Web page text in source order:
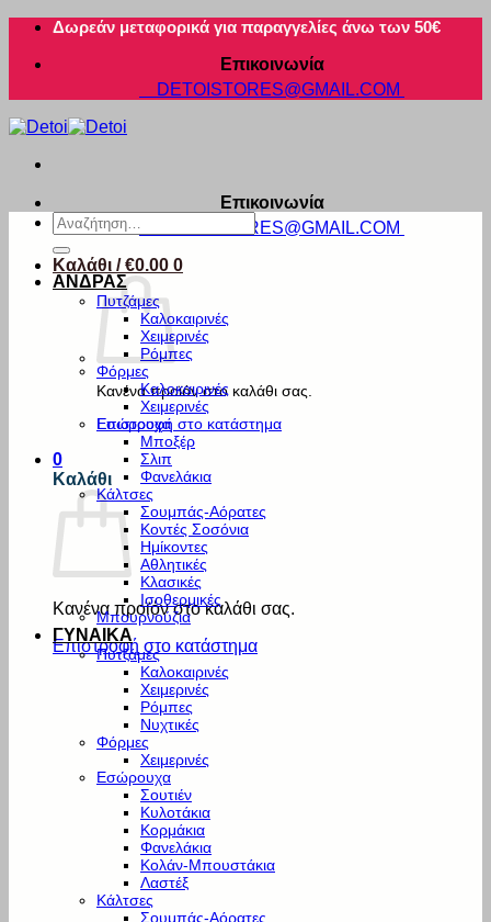
Μετάβαση
περιεχόμενο
Δωρεάν μεταφορικά για παραγγελίες άνω των 50€
Επικοινωνία
DETOISTORES@GMAIL.COM
Επικοινωνία
DETOISTORES@GMAIL.COM
Καλάθι /€0.00 0
Κανένα προϊόν στο καλάθι σας.
Επιστροφή στο κατάστημα
0
Καλάθι
Κανένα προϊόν στο καλάθι σας.
Επιστροφή στο κατάστημα
Αναζήτηση
για:
ΑΝΔΡΑΣ
Πυτζάμες
Καλοκαιρινές
Χειμερινές
Ρόμπες
Φόρμες
Καλοκαιρινές
Χειμερινές
Εσώρουχα
Μποξέρ
Σλιπ
Φανελάκια
Κάλτσες
Σουμπάς-Αόρατες
Κοντές Σοσόνια
Ημίκοντες
Αθλητικές
Κλασικές
Ισοθερμικές
Μπουρνούζια
ΓΥΝΑΙΚΑ
Πυτζάμες
Καλοκαιρινές
Χειμερινές
Ρόμπες
Νυχτικές
Φόρμες
Χειμερινές
Εσώρουχα
Σουτιέν
Κυλοτάκια
Κορμάκια
Φανελάκια
Κολάν-Μπουστάκια
Λαστέξ
Κάλτσες
Σουμπάς-Αόρατες